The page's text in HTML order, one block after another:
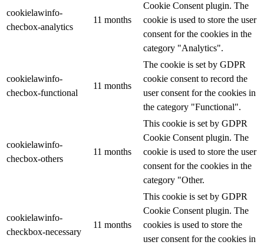
cookielawinfo-
checbox-analytics
11 months
Cookie Consent plugin. The
cookie is used to store the user
consent for the cookies in the
category "Analytics".
cookielawinfo-
checbox-functional
11 months
The cookie is set by GDPR
cookie consent to record the
user consent for the cookies in
the category "Functional".
cookielawinfo-
checbox-others
11 months
This cookie is set by GDPR
Cookie Consent plugin. The
cookie is used to store the user
consent for the cookies in the
category "Other.
cookielawinfo-
checkbox-necessary
11 months
This cookie is set by GDPR
Cookie Consent plugin. The
cookies is used to store the
user consent for the cookies in